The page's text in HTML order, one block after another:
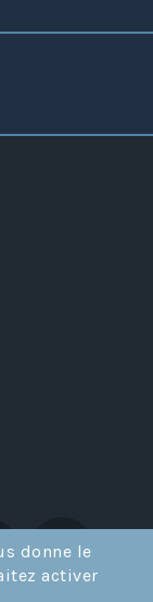
donne le
activer